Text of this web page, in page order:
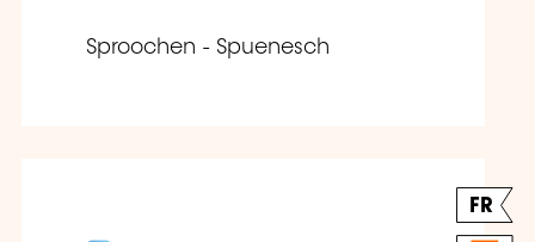
Sproochen - Spuenesch
FR